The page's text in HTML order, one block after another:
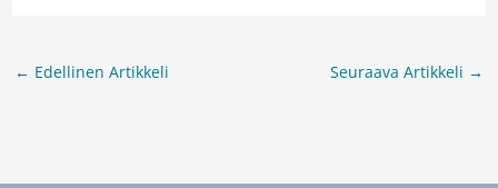
← Edellinen Artikkeli Seuraava Artikkeli →